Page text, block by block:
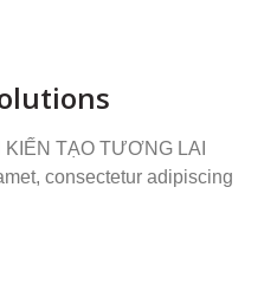
TẠO TƯƠNG LAI
consectetur adipiscing